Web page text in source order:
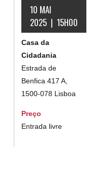
10 MAI
2025 | 15H00
Casa da
Cidadania
Estrada de
Benfica 417 A,
1500-078 Lisboa
Preço
Entrada livre